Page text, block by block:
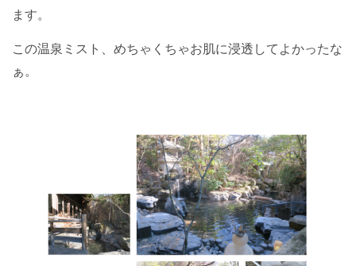
ます。
この温泉ミスト、めちゃくちゃお肌に浸透してよかったな
ぁ。